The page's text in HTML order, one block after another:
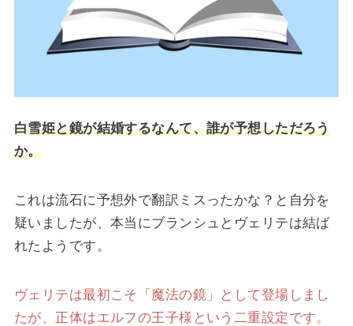
白雪姫と鏡が結婚するなんて、誰が予想しただろう
か。
これは流石に予想外で翻訳ミスったかな？と自分を
疑いましたが、本当にブランシュとヴェリテは結ば
れたようです。
ヴェリテは最初こそ「魔法の鏡」として登場しまし
たが、正体はエルフの王子様という二重設定です。